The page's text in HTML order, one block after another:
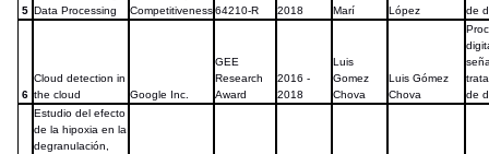
5 Data Processing
Competitiveness64210-R
2018
Marí
López
de
6
Cloud detection in
the cloud
Google Inc.
GEE
Research
Award
2016 -
2018
Luis
Gomez
Chova
Luis Gómez
Chova
de
Estudio del efecto
de la hipoxia en la
degranulación,